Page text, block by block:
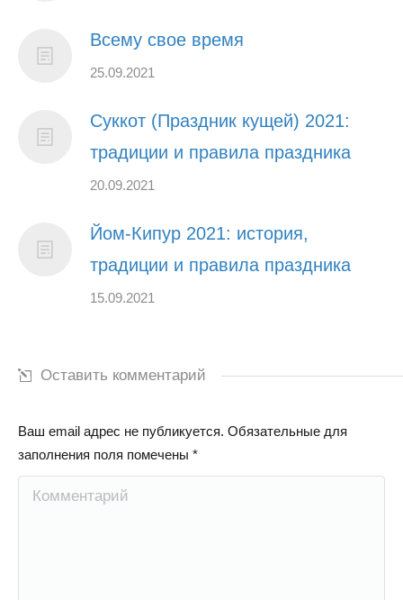
Всему свое время
25.09.2021
Суккот (Праздник кущей) 2021:
традиции и правила праздника
20.09.2021
Йом-Кипур 2021: история,
традиции и правила праздника
15.09.2021
Оставить комментарий
Ваш email адрес не публикуется. Обязательные для
заполнения поля помечены *
Комментарий